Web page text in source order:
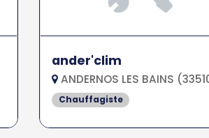
ander'clim
ANDERNOS LES BAINS
Chauffagiste